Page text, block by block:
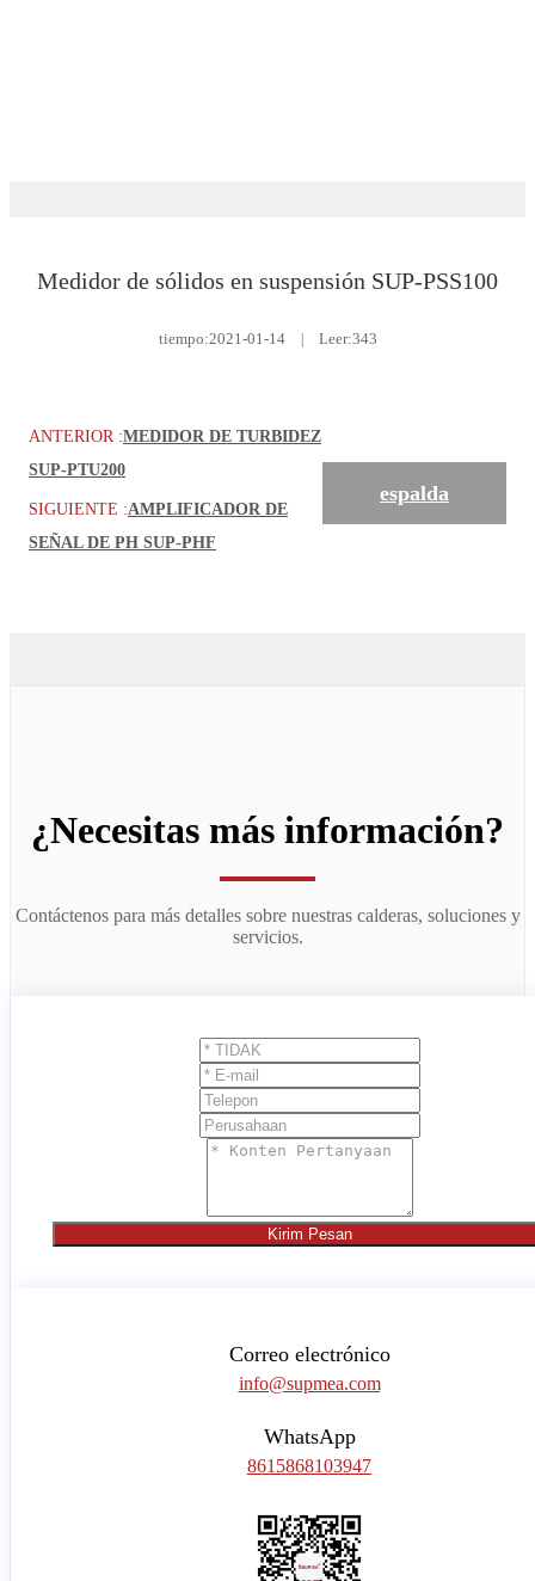
Medidor de sólidos en suspensión SUP-PSS100
tiempo:2021-01-14 | Leer:343
ANTERIOR :MEDIDOR DE TURBIDEZ
SUP-PTU200
SIGUIENTE :AMPLIFICADOR DE
SEÑAL DE PH SUP-PHF
espalda
¿Necesitas más información?
Contáctenos para más detalles sobre nuestras calderas, soluciones y
servicios.
Kirim Pesan
Correo electrónico
info@supmea.com
WhatsApp
8615868103947